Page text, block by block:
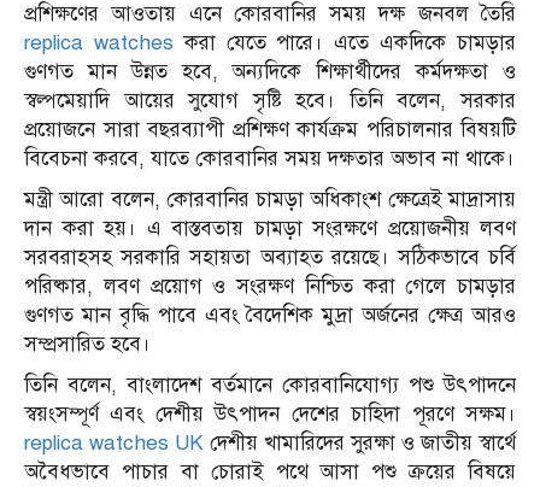
প্রশিক্ষণের আওতায় এনে কোরবানির সময় দক্ষ জনবল তৈরি
replica watches করা যেতে পারে। এতে একদিকে চামড়ার
গুণগত মান উন্নত হবে, অন্যদিকে শিক্ষার্থীদের কর্মদক্ষতা ও
স্বল্পমেয়াদি আয়ের সুযোগ সৃষ্টি হবে। তিনি বলেন, সরকার
প্রয়োজনে সারা বছরব্যাপী প্রশিক্ষণ কার্যক্রম পরিচালনার বিষয়টি
বিবেচনা করবে, যাতে কোরবানির সময় দক্ষতার অভাব না থাকে।
মন্ত্রী আরো বলেন, কোরবানির চামড়া অধিকাংশ ক্ষেত্রেই মাদ্রাসায়
দান করা হয়। এ বাস্তবতায় চামড়া সংরক্ষণে প্রয়োজনীয় লবণ
সরবরাহসহ সরকারি সহায়তা অব্যাহত রয়েছে। সঠিকভাবে চর্বি
পরিষ্কার, লবণ প্রয়োগ ও সংরক্ষণ নিশ্চিত করা গেলে চামড়ার
গুণগত মান বৃদ্ধি পাবে এবং বৈদেশিক মুদ্রা অর্জনের ক্ষেত্র আরও
সম্প্রসারিত হবে।
তিনি বলেন, বাংলাদেশ বর্তমানে কোরবানিযোগ্য পশু উৎপাদনে
স্বয়ংসম্পূর্ণ এবং দেশীয় উৎপাদন দেশের চাহিদা পূরণে সক্ষম।
replica watches UK দেশীয় খামারিদের সুরক্ষা ও জাতীয় স্বার্থে
অবৈধভাবে পাচার বা চোরাই পথে আসা পশু ক্রয়ের বিষয়ে